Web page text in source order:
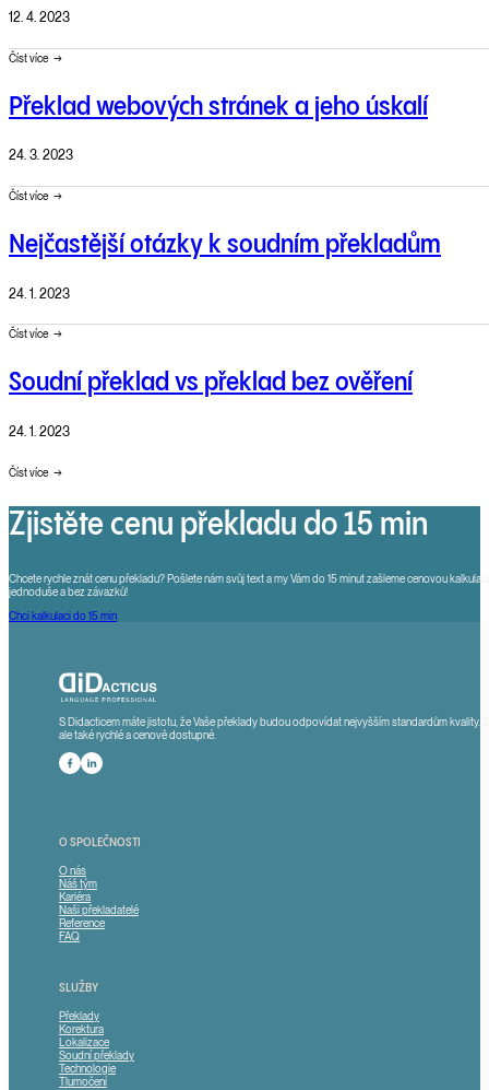
12. 4. 2023
Číst více
Překlad webových stránek a jeho úskalí
24. 3. 2023
Číst více
Nejčastější otázky k soudním překladům
24. 1. 2023
Číst více
Soudní překlad vs překlad bez ověření
24. 1. 2023
Číst více
Zjistěte cenu překladu do 15 min
Chcete rychle znát cenu překladu? Pošlete nám svůj text a my Vám do 15 minut zašleme cenovou
jednoduše a bez závazků!
Chci kalkulaci do 15 min
S Didacticem máte jistotu, že Vaše překlady budou odpovídat nejvyšším standardům kvality.
ale také rychlé a cenově dostupné.
Sledute nás na Facebooku
Sledujte nás na LinkedInu
O SPOLEČNOSTI
O nás
Náš tým
Kariéra
Naši překladatelé
Reference
FAQ
SLUŽBY
Překlady
Korektura
Lokalizace
Soudní překlady
Technologie
Tlumočení